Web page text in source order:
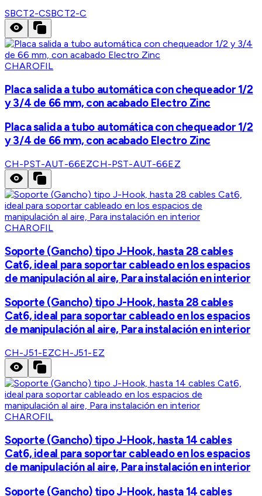
SBCT2-CSBCT2-C
CHAROFIL
Placa salida a tubo automática con chequeador 1/2
y 3/4 de 66 mm, con acabado Electro Zinc
Placa salida a tubo automática con chequeador 1/2
y 3/4 de 66 mm, con acabado Electro Zinc
CH-PST-AUT-66EZCH-PST-AUT-66EZ
CHAROFIL
Soporte (Gancho) tipo J-Hook, hasta 28 cables
Cat6, ideal para soportar cableado en los espacios
de manipulación al aire, Para instalación en interior
Soporte (Gancho) tipo J-Hook, hasta 28 cables
Cat6, ideal para soportar cableado en los espacios
de manipulación al aire, Para instalación en interior
CH-J51-EZCH-J51-EZ
CHAROFIL
Soporte (Gancho) tipo J-Hook, hasta 14 cables
Cat6, ideal para soportar cableado en los espacios
de manipulación al aire, Para instalación en interior
Soporte (Gancho) tipo J-Hook, hasta 14 cables